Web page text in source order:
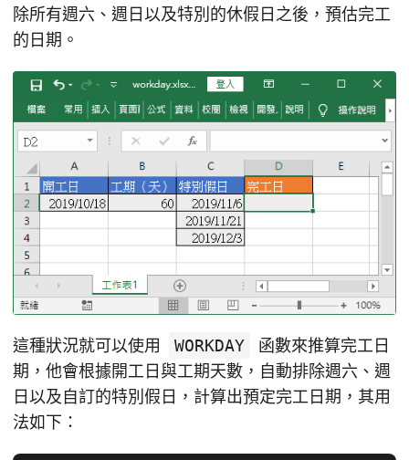
除所有週六、週日以及特別的休假日之後，預估完工
的日期。
這種狀況就可以使用 WORKDAY
函數來推算完工日
期，他會根據開工日與工期天數，自動排除週六、週
日以及自訂的特別假日，計算出預定完工日期，其用
法如下：